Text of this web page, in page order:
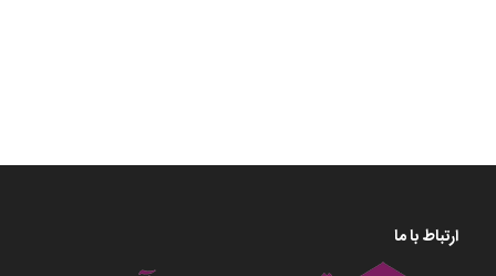
ارتباط با ما